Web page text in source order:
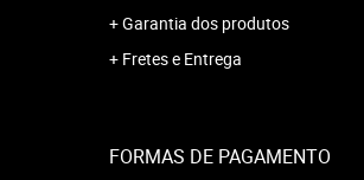
Garantia dos produtos
Fretes e Entrega
FORMAS DE PAGAMENTO